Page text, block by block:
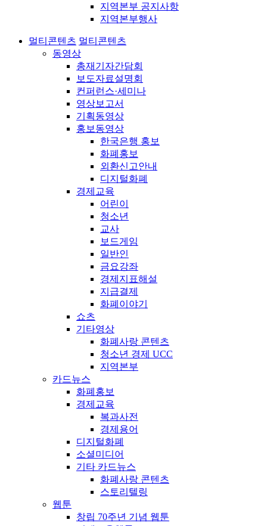
지역본부 공지사항
지역본부행사
멀티콘텐츠 멀티콘텐츠
동영상
총재기자간담회
보도자료설명회
컨퍼런스·세미나
영상보고서
기획동영상
홍보동영상
한국은행 홍보
화폐홍보
외환신고안내
디지털화폐
경제교육
어린이
청소년
교사
보드게임
일반인
금요강좌
경제지표해설
지급결제
화폐이야기
쇼츠
기타영상
화폐사랑 콘텐츠
청소년 경제 UCC
지역본부
카드뉴스
화폐홍보
경제교육
복과사전
경제용어
디지털화폐
소셜미디어
기타 카드뉴스
화폐사랑 콘텐츠
스토리텔링
웹툰
창립 70주년 기념 웹툰